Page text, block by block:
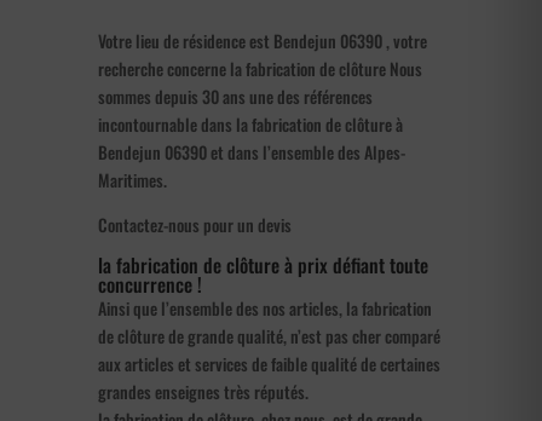
Votre lieu de résidence est Bendejun 06390 , votre
recherche concerne la fabrication de clôture Nous
sommes depuis 30 ans une des références
incontournable dans la fabrication de clôture à
Bendejun 06390 et dans l’ensemble des Alpes-
Maritimes.
Contactez-nous pour un devis
la fabrication de clôture à prix défiant toute
concurrence !
Ainsi que l’ensemble des nos articles, la fabrication
de clôture de grande qualité, n’est pas cher comparé
aux articles et services de faible qualité de certaines
grandes enseignes très réputés.